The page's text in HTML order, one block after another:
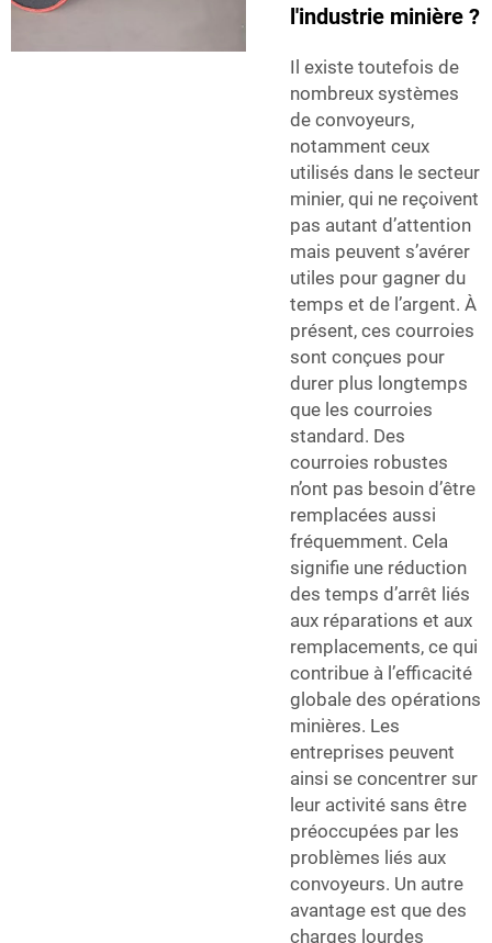
l'industrie minière ?
Il existe toutefois de
nombreux systèmes
de convoyeurs,
notamment ceux
utilisés dans le secteur
minier, qui ne reçoivent
pas autant d’attention
mais peuvent s’avérer
utiles pour gagner du
temps et de l’argent. À
présent, ces courroies
sont conçues pour
durer plus longtemps
que les courroies
standard. Des
courroies robustes
n’ont pas besoin d’être
remplacées aussi
fréquemment. Cela
signifie une réduction
des temps d’arrêt liés
aux réparations et aux
remplacements, ce qui
contribue à l’efficacité
globale des opérations
minières. Les
entreprises peuvent
ainsi se concentrer sur
leur activité sans être
préoccupées par les
problèmes liés aux
convoyeurs. Un autre
avantage est que des
charges lourdes